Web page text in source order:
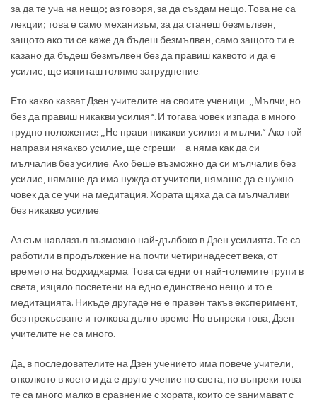
за да те уча на нещо; аз говоря, за да създам нещо. Това не са
лекции; това е само механизъм, за да станеш безмълвен,
защото ако ти се каже да бъдеш безмълвен, само защото ти е
казано да бъдеш безмълвен без да правиш каквото и да е
усилие, ще изпиташ голямо затруднение.
Ето какво казват Дзен учителите на своите ученици: „Мълчи, но
без да правиш никакви усилия“. И тогава човек изпада в много
трудно положение: „Не прави никакви усилия и мълчи.“ Ако той
направи някакво усилие, ще сгреши – а няма как да си
мълчалив без усилие. Ако беше възможно да си мълчалив без
усилие, нямаше да има нужда от учители, нямаше да е нужно
човек да се учи на медитация. Хората щяха да са мълчаливи
без никакво усилие.
Аз съм навлязъл възможно най-дълбоко в Дзен усилията. Те са
работили в продължение на почти четиринадесет века, от
времето на Бодхидхарма. Това са едни от най-големите групи в
света, изцяло посветени на едно единствено нещо и то е
медитацията. Никъде другаде не е правен такъв експеримент,
без прекъсване и толкова дълго време. Но въпреки това, Дзен
учителите не са много.
Да, в последователите на Дзен учението има повече учители,
отколкото в което и да е друго учение по света, но въпреки това
те са много малко в сравнение с хората, които се занимават с